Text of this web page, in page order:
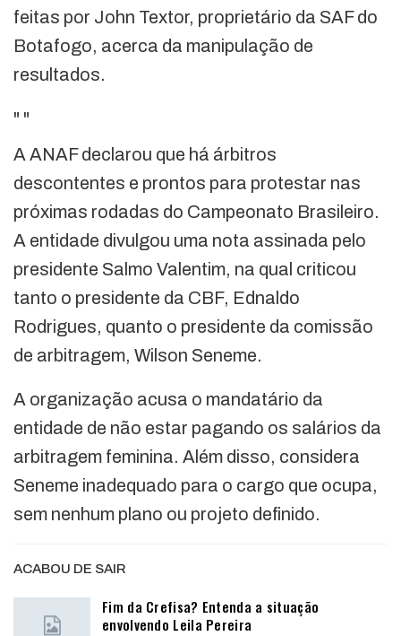
feitas por John Textor, proprietário da SAF do
Botafogo, acerca da manipulação de
resultados.
" "
A ANAF declarou que há árbitros
descontentes e prontos para protestar nas
próximas rodadas do Campeonato Brasileiro.
A entidade divulgou uma nota assinada pelo
presidente Salmo Valentim, na qual criticou
tanto o presidente da CBF, Ednaldo
Rodrigues, quanto o presidente da comissão
de arbitragem, Wilson Seneme.
A organização acusa o mandatário da
entidade de não estar pagando os salários da
arbitragem feminina. Além disso, considera
Seneme inadequado para o cargo que ocupa,
sem nenhum plano ou projeto definido.
ACABOU DE SAIR
Fim da Crefisa? Entenda a situação
envolvendo Leila Pereira